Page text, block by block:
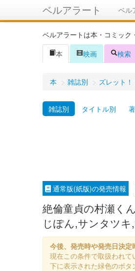
ベルアラート ベル
ベルアラートは本・コミック
本
映画 検索
本 > 雑誌別 > ズレット！
雑誌別 タイトル別
通常版(紙版)の発売情報
絶倫童貞の村瀬く
じぽん,サンタツキ
今後、発売時や発売日決
現在この条件で取扱われて
下に表示された緑色のボタ